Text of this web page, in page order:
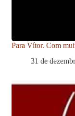
Para Vítor. Com
31 de